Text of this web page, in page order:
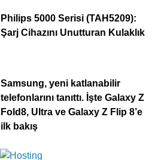
Philips 5000 Serisi (TAH5209):
Şarj Cihazını Unutturan Kulaklık
Samsung, yeni katlanabilir
telefonlarını tanıttı. İşte Galaxy Z
Fold8, Ultra ve Galaxy Z Flip 8’e
ilk bakış